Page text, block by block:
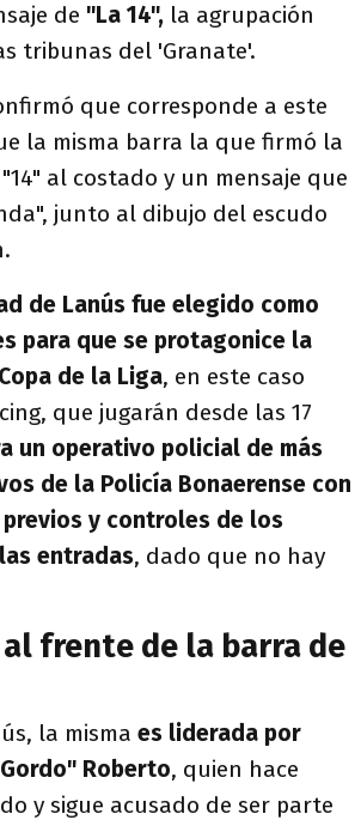
de "La 14", la agrupación
tribunas del 'Granate'.
que corresponde a este
la misma barra la que firmó la
al costado y un mensaje que
junto al dibujo del escudo
de Lanús fue elegido como
para que se protagonice la
de la Liga, en este caso
que jugarán desde las 17
un operativo policial de más
de la Policía Bonaerense con
y controles de los
entradas, dado que no hay
frente de la barra de
la misma es liderada por
Roberto, quien hace
y sigue acusado de ser parte